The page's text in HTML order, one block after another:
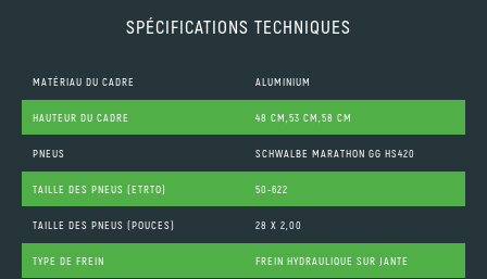
SPÉCIFICATIONS TECHNIQUES
MATÉRIAU DU CADRE ALUMINIUM
HAUTEUR DU CADRE 48 CM,53 CM,58 CM
PNEUS SCHWALBE MARATHON GG HS420
TAILLE DES PNEUS (ETRTO) 50-622
TAILLE DES PNEUS (POUCES) 28 X 2,00
TYPE DE FREIN FREIN HYDRAULIQUE SUR JANTE